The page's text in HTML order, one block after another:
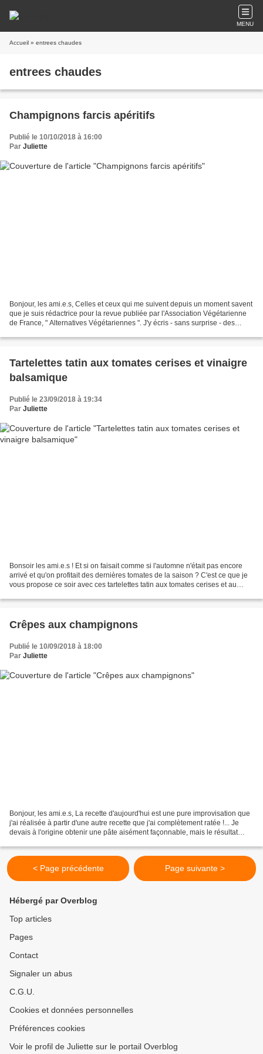
MENU
Accueil » entrees chaudes
entrees chaudes
Champignons farcis apéritifs
Publié le 10/10/2018 à 16:00
Par Juliette
Bonjour, les ami.e.s, Celles et ceux qui me suivent depuis un moment savent
que je suis rédactrice pour la revue publiée par l'Association Végétarienne
de France, " Alternatives Végétariennes ". J'y écris - sans surprise - des
Tartelettes tatin aux tomates cerises et vinaigre
balsamique
Publié le 23/09/2018 à 19:34
Par Juliette
Bonsoir les ami.e.s ! Et si on faisait comme si l'automne n'était pas encore
arrivé et qu'on profitait des dernières tomates de la saison ? C'est ce que je
vous propose ce soir avec ces tartelettes tatin aux tomates cerises et au
Crêpes aux champignons
Publié le 10/09/2018 à 18:00
Par Juliette
Bonjour, les ami.e.s, La recette d'aujourd'hui est une pure improvisation que
j'ai réalisée à partir d'une autre recette que j'ai complètement ratée !... Je
devais à l'origine obtenir une pâte aisément façonnable, mais le résultat
< Page précédente Page suivante >
Hébergé par Overblog
Top articles
Pages
Contact
Signaler un abus
C.G.U.
Cookies et données personnelles
Préférences cookies
Voir le profil de Juliette sur le portail Overblog